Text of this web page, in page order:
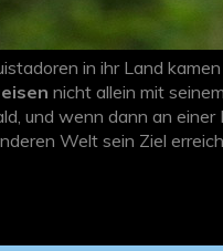
in ihr Land
nicht allein mit
und wenn dann an
Welt sein Ziel